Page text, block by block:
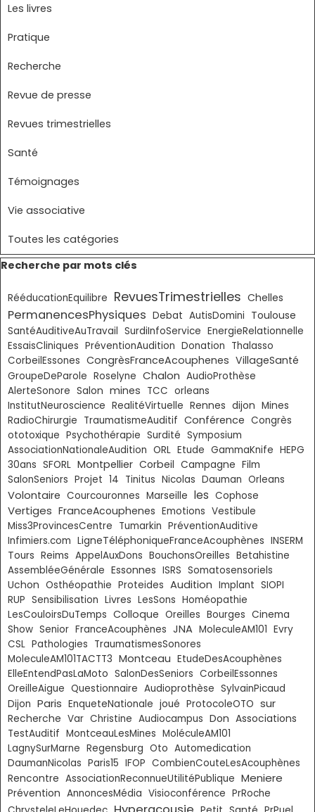
Les livres
Pratique
Recherche
Revue de presse
Revues trimestrielles
Santé
Témoignages
Vie associative
Toutes les catégories
Sauter le bloc Recherche par mots clés
Recherche par mots clés
RééducationEquilibre RevuesTrimestrielles Chelles
PermanencesPhysiques Debat AutisDomini Toulouse
SantéAuditiveAuTravail SurdiInfoService EnergieRelationnelle
EssaisCliniques PréventionAudition Donation Thalasso
CorbeilEssones CongrèsFranceAcouphenes VillageSanté
GroupeDeParole Roselyne Chalon AudioProthèse
AlerteSonore Salon mines TCC orleans
InstitutNeuroscience RealitéVirtuelle Rennes dijon Mines
RadioChirurgie TraumatismeAuditif Conférence Congrès
ototoxique Psychothérapie Surdité Symposium
AssociationNationaleAudition ORL Etude GammaKnife HEPG
30ans SFORL Montpellier Corbeil Campagne Film
SalonSeniors Projet 14 Tinitus Nicolas Dauman Orleans
Volontaire Courcouronnes Marseille les Cophose
Vertiges FranceAcouphenes Emotions Vestibule
Miss3ProvincesCentre Tumarkin PréventionAuditive
Infimiers.com LigneTéléphoniqueFranceAcouphènes INSERM
Tours Reims AppelAuxDons BouchonsOreilles Betahistine
AssembléeGénérale Essonnes ISRS Somatosensoriels
Uchon Osthéopathie Proteides Audition Implant SIOPI
RUP Sensibilisation Livres LesSons Homéopathie
LesCouloirsDuTemps Colloque Oreilles Bourges Cinema
Show Senior FranceAcouphènes JNA MoleculeAM101 Evry
CSL Pathologies TraumatismesSonores
MoleculeAM101TACTT3 Montceau EtudeDesAcouphènes
ElleEntendPasLaMoto SalonDesSeniors CorbeilEssonnes
OreilleAigue Questionnaire Audioprothèse SylvainPicaud
Dijon Paris EnqueteNationale joué ProtocoleOTO sur
Recherche Var Christine Audiocampus Don Associations
TestAuditif MontceauLesMines MoléculeAM101
LagnySurMarne Regensburg Oto Automedication
DaumanNicolas Paris15 IFOP CombienCouteLesAcouphènes
Rencontre AssociationReconnueUtilitéPublique Meniere
Prévention AnnoncesMédia Visioconférence PrRoche